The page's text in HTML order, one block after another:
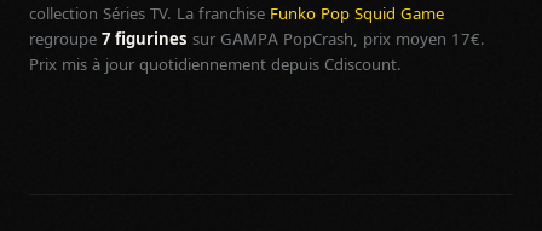
collection Séries TV. La franchise Funko Pop Squid Game
regroupe 7 figurines sur GAMPA PopCrash, prix moyen 17€.
Prix mis à jour quotidiennement depuis Cdiscount.